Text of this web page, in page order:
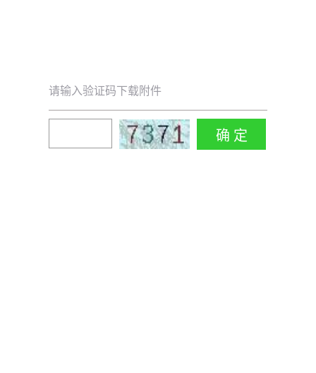
请输入验证码下载附件